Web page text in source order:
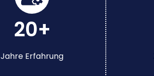
20+
Jahre Erfahrung